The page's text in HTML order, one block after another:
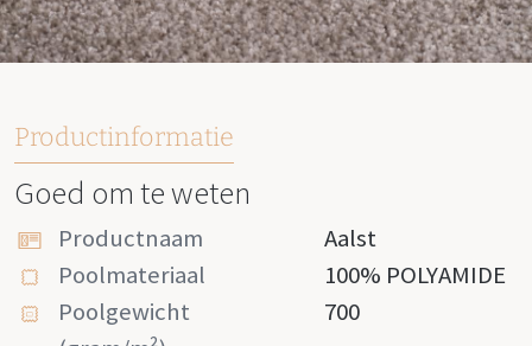
Productinformatie
Goed om te weten
Productnaam
Aalst
Poolmateriaal
100% POLYAMIDE
Poolgewicht
700